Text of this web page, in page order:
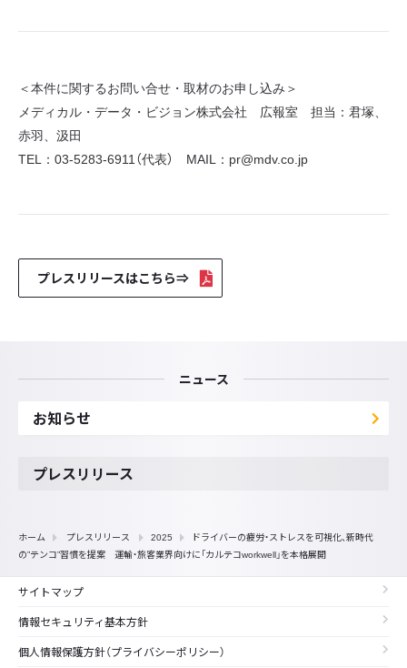
＜本件に関するお問い合せ・取材のお申し込み＞
メディカル・データ・ビジョン株式会社 広報室 担当：君塚、
赤羽、汲田
TEL：03-5283-6911（代表） MAIL：pr@mdv.co.jp
プレスリリースはこちら⇒
ニュース
お知らせ
プレスリリース
ホーム プレスリリース 2025
ドライバーの疲労・ストレスを可視化、新時代
の”テンコ”習慣を提案 運輸・旅客業界向けに「カルテコworkwell」を本格展開
サイトマップ
情報セキュリティ基本方針
個人情報保護方針（プライバシーポリシー）